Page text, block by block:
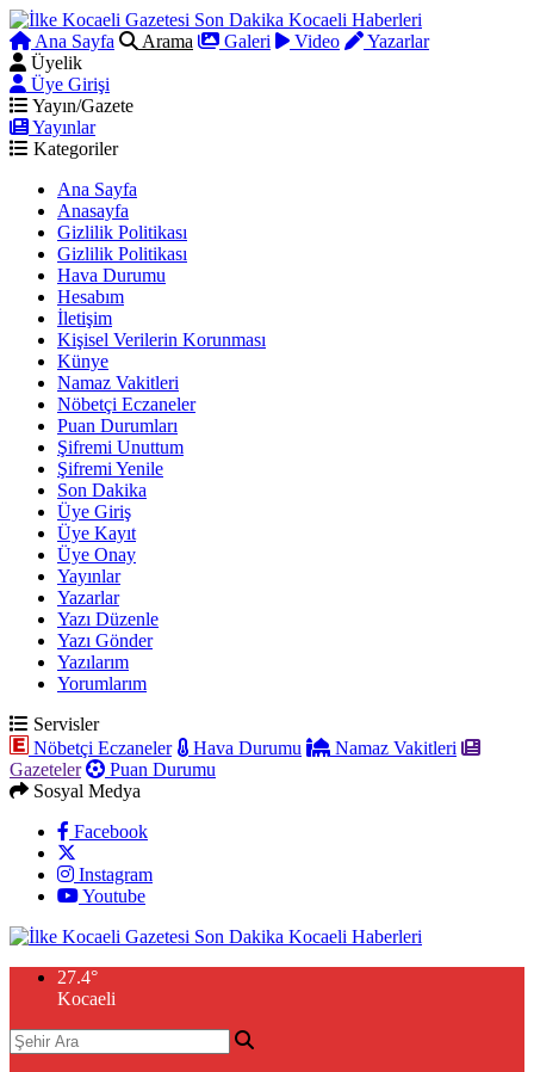
Ana Sayfa Arama Galeri Video
Yazarlar
Üyelik
Üye Girişi
Yayın/Gazete
Yayınlar
Kategoriler
Ana Sayfa
Anasayfa
Gizlilik Politikası
Gizlilik Politikası
Hava Durumu
Hesabım
İletişim
Kişisel Verilerin Korunması
Künye
Namaz Vakitleri
Nöbetçi Eczaneler
Puan Durumları
Şifremi Unuttum
Şifremi Yenile
Son Dakika
Üye Giriş
Üye Kayıt
Üye Onay
Yayınlar
Yazarlar
Yazı Düzenle
Yazı Gönder
Yazılarım
Yorumlarım
Servisler
Nöbetçi Eczaneler
Hava Durumu
Namaz Vakitleri
Gazeteler
Puan Durumu
Sosyal Medya
Facebook
Instagram
Youtube
27.4°
Kocaeli